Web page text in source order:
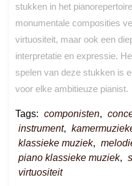
stukken in het
monumentale composities
virtuositeit, maar ook een
interpretatie en expressie.
spelen van deze stukken is
voor elke ambitieuze pianist.
Tags: componisten,
instrument,
klassieke muziek,
piano klassieke muziek,
virtuositeit